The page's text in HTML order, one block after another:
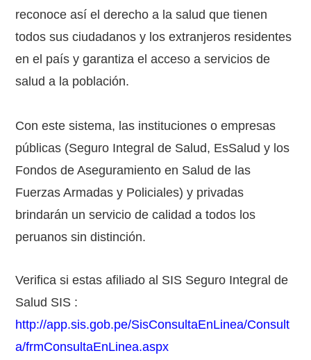
reconoce así el derecho a la salud que tienen
todos sus ciudadanos y los extranjeros residentes
en el país y garantiza el acceso a servicios de
salud a la población.
Con este sistema, las instituciones o empresas
públicas (Seguro Integral de Salud, EsSalud y los
Fondos de Aseguramiento en Salud de las
Fuerzas Armadas y Policiales) y privadas
brindarán un servicio de calidad a todos los
peruanos sin distinción.
Verifica si estas afiliado al SIS Seguro Integral de
Salud SIS :
http://app.sis.gob.pe/SisConsultaEnLinea/Consult
a/frmConsultaEnLinea.aspx